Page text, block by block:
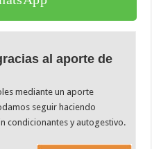
al aporte de
mediante un aporte
seguir haciendo
condicionantes y autogestivo.